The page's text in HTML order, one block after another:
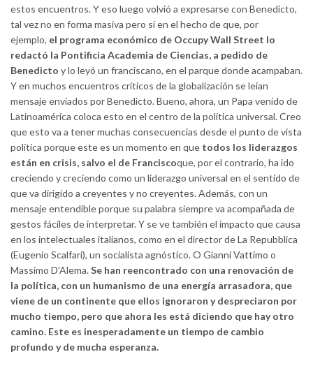
estos encuentros. Y eso luego volvió a expresarse con Benedicto,
tal vez no en forma masiva pero sí en el hecho de que, por
ejemplo, el programa económico de Occupy Wall Street lo
redactó la Pontificia Academia de Ciencias, a pedido de
Benedicto y lo leyó un franciscano, en el parque donde acampaban.
Y en muchos encuentros críticos de la globalización se leían
mensaje enviados por Benedicto. Bueno, ahora, un Papa venido de
Latinoamérica coloca esto en el centro de la política universal. Creo
que esto va a tener muchas consecuencias desde el punto de vista
política porque este es un momento en que todos los liderazgos
están en crisis, salvo el de Franciscoque, por el contrario, ha ido
creciendo y creciendo como un liderazgo universal en el sentido de
que va dirigido a creyentes y no creyentes. Además, con un
mensaje entendible porque su palabra siempre va acompañada de
gestos fáciles de interpretar. Y se ve también el impacto que causa
en los intelectuales italianos, como en el director de La Repubblica
(Eugenio Scalfari), un socialista agnóstico. O Gianni Vattimo o
Massimo D'Alema.Se han reencontrado con una renovación de
la política, con un humanismo de una energía arrasadora, que
viene de un continente que ellos ignoraron y despreciaron por
mucho tiempo, pero que ahora les está diciendo que hay otro
camino. Este es inesperadamente un tiempo de cambio
profundo y de mucha esperanza.